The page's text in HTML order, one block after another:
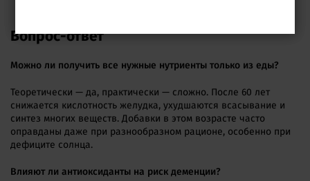
Вопрос-ответ
Можно ли получить все нужные нутриенты только из еды?
Теоретически — да, практически — сложно. После 60 лет
снижается кислотность желудка, ухудшаются всасывание и
синтез многих веществ. Добавки в этом возрасте часто
оправданы даже при разнообразном рационе, особенно при
дефиците солнца.
Влияют ли антиоксиданты на риск деменции?